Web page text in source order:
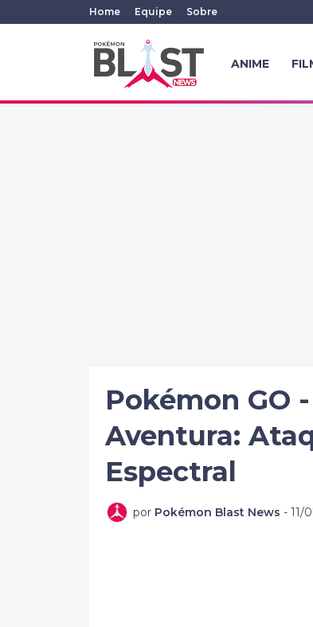
Home Equipe Sobre
ANIME
Pokémon GO
Aventura:
Espectral
por Pokémon Blast News - 11/